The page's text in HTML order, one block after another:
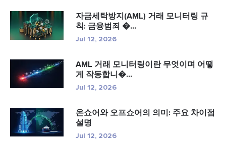
자금세탁방지(AML) 거래 모니터링 규
칙: 금융범죄 �...
Jul 12, 2026
AML 거래 모니터링이란 무엇이며 어떻
게 작동합니�...
Jul 12, 2026
온쇼어와 오프쇼어의 의미: 주요 차이점
설명
Jul 12, 2026